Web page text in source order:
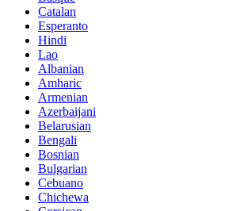
Catalan
Esperanto
Hindi
Lao
Albanian
Amharic
Armenian
Azerbaijani
Belarusian
Bengali
Bosnian
Bulgarian
Cebuano
Chichewa